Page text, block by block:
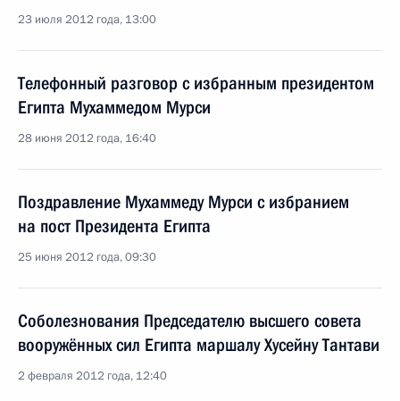
23 июля 2012 года, 13:00
Телефонный разговор с избранным президентом
Египта Мухаммедом Мурси
28 июня 2012 года, 16:40
Поздравление Мухаммеду Мурси с избранием
на пост Президента Египта
25 июня 2012 года, 09:30
Соболезнования Председателю высшего совета
вооружённых сил Египта маршалу Хусейну Тантави
2 февраля 2012 года, 12:40